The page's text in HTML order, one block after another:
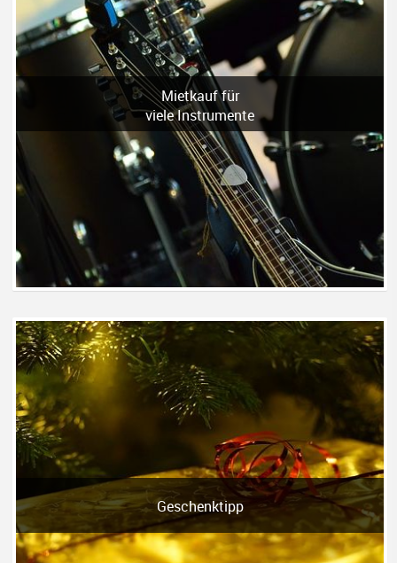
Mietkauf für
viele Instrumente
Geschenktipp